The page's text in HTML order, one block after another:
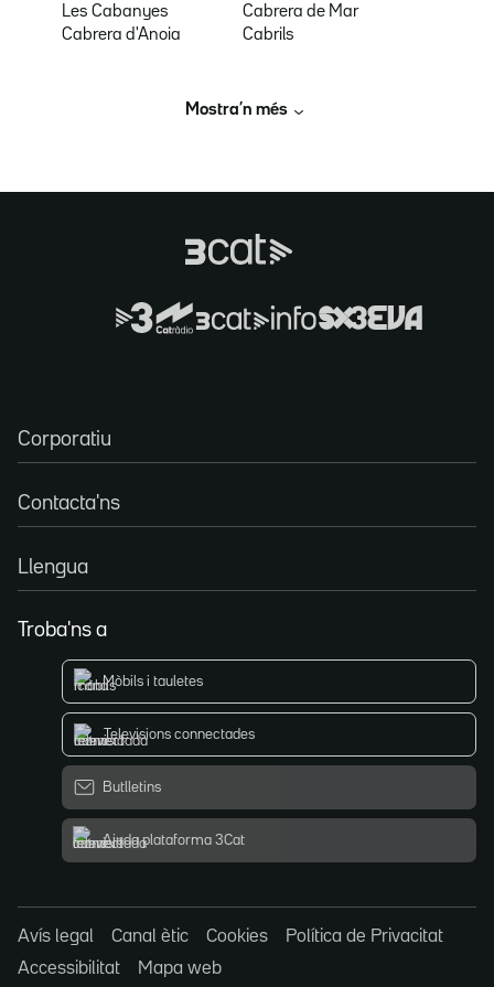
Les Cabanyes
Cabrera de Mar
Cabrera d'Anoia
Cabrils
Mostra’n més
Corporatiu
Contacta'ns
Llengua
Troba'ns a
Mòbils i tauletes
Televisions connectades
Butlletins
Ajuda plataforma 3Cat
Avís legal Canal ètic Cookies
Política de Privacitat
Accessibilitat
Mapa web